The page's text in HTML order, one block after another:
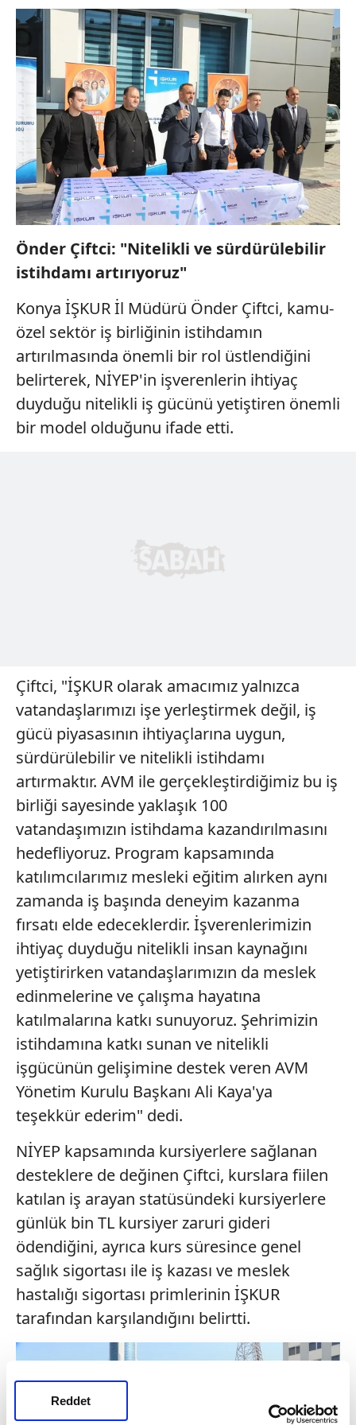
Reddet
Önder Çiftci: "Nitelikli ve sürdürülebilir
istihdamı artırıyoruz"
Konya İŞKUR İl Müdürü Önder Çiftci, kamu-
özel sektör iş birliğinin istihdamın
artırılmasında önemli bir rol üstlendiğini
belirterek, NİYEP'in işverenlerin ihtiyaç
duyduğu nitelikli iş gücünü yetiştiren önemli
bir model olduğunu ifade etti.
Çiftci, "İŞKUR olarak amacımız yalnızca
vatandaşlarımızı işe yerleştirmek değil, iş
gücü piyasasının ihtiyaçlarına uygun,
sürdürülebilir ve nitelikli istihdamı
artırmaktır. AVM ile gerçekleştirdiğimiz bu iş
birliği sayesinde yaklaşık 100
vatandaşımızın istihdama kazandırılmasını
hedefliyoruz. Program kapsamında
katılımcılarımız mesleki eğitim alırken aynı
zamanda iş başında deneyim kazanma
fırsatı elde edeceklerdir. İşverenlerimizin
ihtiyaç duyduğu nitelikli insan kaynağını
yetiştirirken vatandaşlarımızın da meslek
edinmelerine ve çalışma hayatına
katılmalarına katkı sunuyoruz. Şehrimizin
istihdamına katkı sunan ve nitelikli
işgücünün gelişimine destek veren AVM
Yönetim Kurulu Başkanı Ali Kaya'ya
teşekkür ederim" dedi.
NİYEP kapsamında kursiyerlere sağlanan
desteklere de değinen Çiftci, kurslara fiilen
katılan iş arayan statüsündeki kursiyerlere
günlük bin TL kursiyer zaruri gideri
ödendiğini, ayrıca kurs süresince genel
sağlık sigortası ile iş kazası ve meslek
hastalığı sigortası primlerinin İŞKUR
tarafından karşılandığını belirtti.